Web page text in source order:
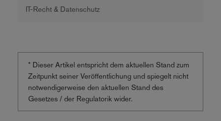
IT-Recht & Datenschutz
* Dieser Artikel entspricht dem aktuellen Stand zum
Zeitpunkt seiner Veröffentlichung und spiegelt nicht
notwendigerweise den aktuellen Stand des
Gesetzes / der Regulatorik wider.